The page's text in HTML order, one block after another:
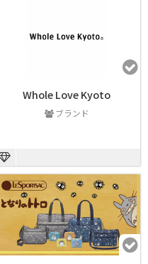
Whole Love Kyoto
ブランド